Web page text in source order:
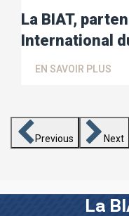
La BIAT,
International
EN SAVOIR PLUS
Previous Next
La